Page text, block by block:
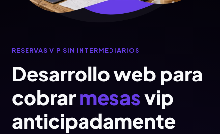
RESERVAS VIP SIN INTERMEDIARIOS
Desarrollo web para
cobrarmesasvip
anticipadamente